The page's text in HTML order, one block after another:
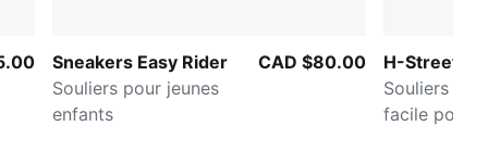
Sneakers Easy Rider
Souliers pour jeunes
enfants
CAD $80.00
H-Street
Souliers à
facile pour